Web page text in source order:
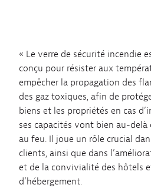
« Le verre de sécurité incendie
conçu pour résister aux
empêcher la propagation des
des gaz toxiques, afin de
biens et les propriétés en cas
ses capacités vont bien au-delà
au feu. Il joue un rôle crucial
clients, ainsi que dans
et de la convivialité des hôtels
d’hébergement.